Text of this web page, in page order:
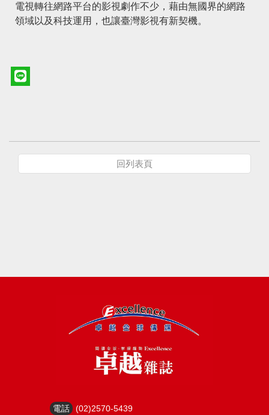
電視轉往網路平台的影視劇作不少，藉由無國界的網路
領域以及科技運用，也讓臺灣影視有新契機。
回列表頁
電話 (02)2570-5439